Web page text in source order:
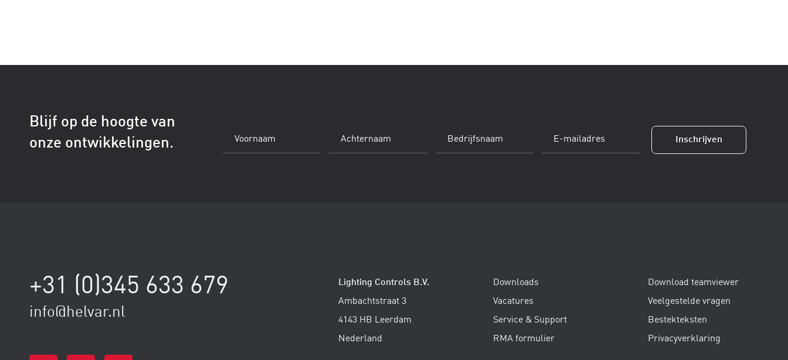
Blijf op de hoogte van
onze ontwikkelingen.
+31 (0)345 633 679
info@helvar.nl
Lighting Controls B.V.
Ambachtstraat 3
4143 HB Leerdam
Nederland
Downloads
Vacatures
Service & Support
RMA formulier
Download teamviewer
Veelgestelde vragen
Bestekteksten
Privacyverklaring